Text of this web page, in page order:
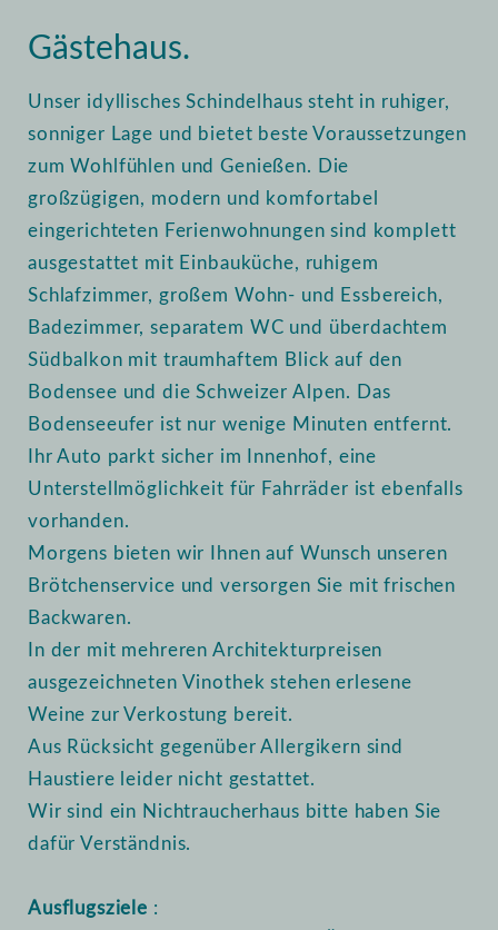
Gästehaus.
Unser idyllisches Schindelhaus steht in ruhiger,
sonniger Lage und bietet beste Voraussetzungen
zum Wohlfühlen und Genießen. Die
großzügigen, modern und komfortabel
eingerichteten Ferienwohnungen sind komplett
ausgestattet mit Einbauküche, ruhigem
Schlafzimmer, großem Wohn- und Essbereich,
Badezimmer, separatem WC und überdachtem
Südbalkon mit traumhaftem Blick auf den
Bodensee und die Schweizer Alpen. Das
Bodenseeufer ist nur wenige Minuten entfernt.
Ihr Auto parkt sicher im Innenhof, eine
Unterstellmöglichkeit für Fahrräder ist ebenfalls
vorhanden.
Morgens bieten wir Ihnen auf Wunsch unseren
Brötchenservice und versorgen Sie mit frischen
Backwaren.
In der mit mehreren Architekturpreisen
ausgezeichneten Vinothek stehen erlesene
Weine zur Verkostung bereit.
Aus Rücksicht gegenüber Allergikern sind
Haustiere leider nicht gestattet.
Wir sind ein Nichtraucherhaus bitte haben Sie
dafür Verständnis.
Ausflugsziele :